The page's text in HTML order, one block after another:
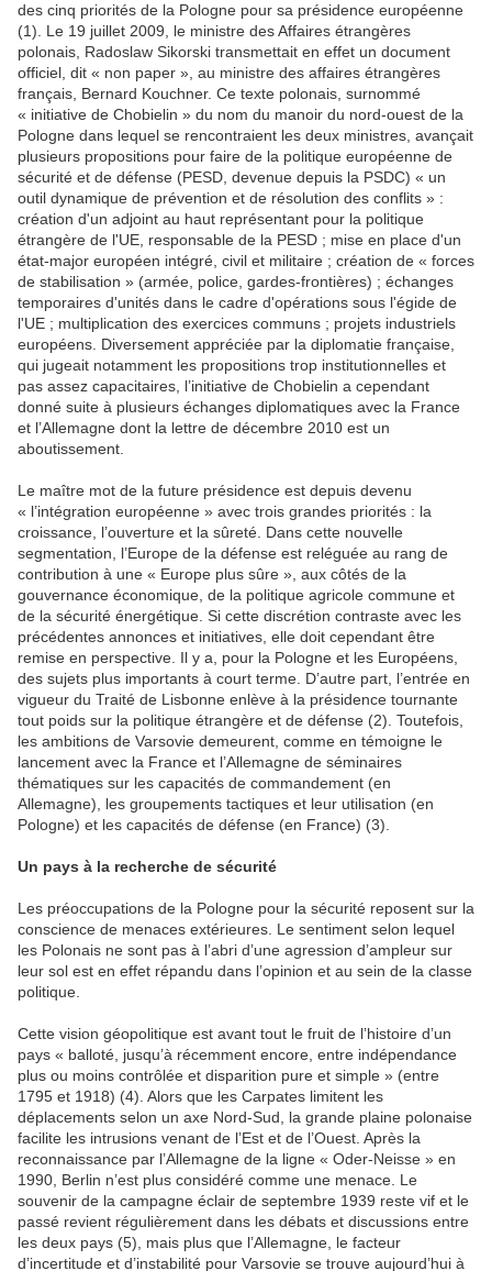
des cinq priorités de la Pologne pour sa présidence européenne
(1). Le 19 juillet 2009, le ministre des Affaires étrangères
polonais, Radoslaw Sikorski transmettait en effet un document
officiel, dit « non paper », au ministre des affaires étrangères
français, Bernard Kouchner. Ce texte polonais, surnommé
« initiative de Chobielin » du nom du manoir du nord-ouest de la
Pologne dans lequel se rencontraient les deux ministres, avançait
plusieurs propositions pour faire de la politique européenne de
sécurité et de défense (PESD, devenue depuis la PSDC) « un
outil dynamique de prévention et de résolution des conflits » :
création d'un adjoint au haut représentant pour la politique
étrangère de l'UE, responsable de la PESD ; mise en place d'un
état-major européen intégré, civil et militaire ; création de « forces
de stabilisation » (armée, police, gardes-frontières) ; échanges
temporaires d'unités dans le cadre d'opérations sous l'égide de
l'UE ; multiplication des exercices communs ; projets industriels
européens. Diversement appréciée par la diplomatie française,
qui jugeait notamment les propositions trop institutionnelles et
pas assez capacitaires, l’initiative de Chobielin a cependant
donné suite à plusieurs échanges diplomatiques avec la France
et l’Allemagne dont la lettre de décembre 2010 est un
aboutissement.
Le maître mot de la future présidence est depuis devenu
« l’intégration européenne » avec trois grandes priorités : la
croissance, l’ouverture et la sûreté. Dans cette nouvelle
segmentation, l’Europe de la défense est reléguée au rang de
contribution à une « Europe plus sûre », aux côtés de la
gouvernance économique, de la politique agricole commune et
de la sécurité énergétique. Si cette discrétion contraste avec les
précédentes annonces et initiatives, elle doit cependant être
remise en perspective. Il y a, pour la Pologne et les Européens,
des sujets plus importants à court terme. D’autre part, l’entrée en
vigueur du Traité de Lisbonne enlève à la présidence tournante
tout poids sur la politique étrangère et de défense (2). Toutefois,
les ambitions de Varsovie demeurent, comme en témoigne le
lancement avec la France et l’Allemagne de séminaires
thématiques sur les capacités de commandement (en
Allemagne), les groupements tactiques et leur utilisation (en
Pologne) et les capacités de défense (en France) (3).
Un pays à la recherche de sécurité
Les préoccupations de la Pologne pour la sécurité reposent sur la
conscience de menaces extérieures. Le sentiment selon lequel
les Polonais ne sont pas à l’abri d’une agression d’ampleur sur
leur sol est en effet répandu dans l’opinion et au sein de la classe
politique.
Cette vision géopolitique est avant tout le fruit de l’histoire d’un
pays « balloté, jusqu’à récemment encore, entre indépendance
plus ou moins contrôlée et disparition pure et simple » (entre
1795 et 1918) (4). Alors que les Carpates limitent les
déplacements selon un axe Nord-Sud, la grande plaine polonaise
facilite les intrusions venant de l’Est et de l’Ouest. Après la
reconnaissance par l’Allemagne de la ligne « Oder-Neisse » en
1990, Berlin n’est plus considéré comme une menace. Le
souvenir de la campagne éclair de septembre 1939 reste vif et le
passé revient régulièrement dans les débats et discussions entre
les deux pays (5), mais plus que l’Allemagne, le facteur
d’incertitude et d’instabilité pour Varsovie se trouve aujourd’hui à